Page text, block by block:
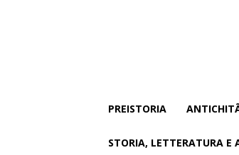
PREISTORIA
STORIA, LETTERATURA E